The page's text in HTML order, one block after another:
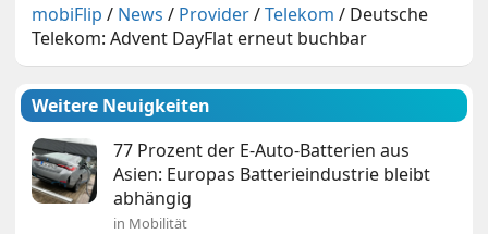
mobiFlip / News / Provider/Telekom / Deutsche
Telekom: Advent DayFlat erneut buchbar
Weitere Neuigkeiten
77 Prozent der E-Auto-Batterien aus
Asien: Europas Batterieindustrie bleibt
abhängig
in Mobilität